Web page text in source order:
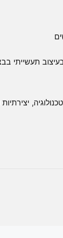
תעשייתי